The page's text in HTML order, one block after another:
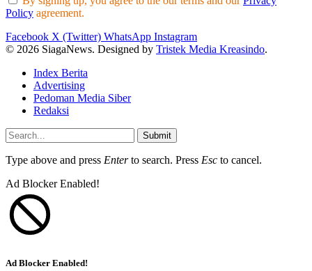
Policy agreement.
Facebook X (Twitter) WhatsApp Instagram
© 2026 SiagaNews. Designed by Tristek Media Kreasindo.
Index Berita
Advertising
Pedoman Media Siber
Redaksi
Submit
Type above and press Enterto search. Press Esc to cancel.
Ad Blocker Enabled!
Ad Blocker Enabled!